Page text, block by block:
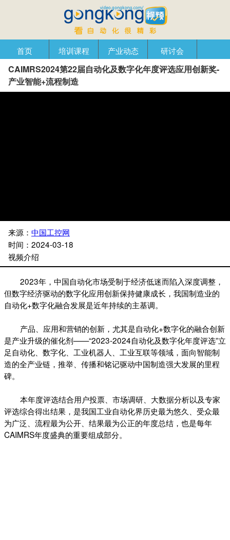
首页 培训课程 产业动态
研讨会
产品在线
自动化播客 创新管理 企业视窗
CAIMRS2024第22届自动化及数字化年度评选应用创新奖-
产业智能+流程制造
来源： 中国工控网
时间： 2024-03-18
视频介绍
2023年，中国自动化市场受制于经济低迷而陷入深度调整，
但数字经济驱动的数字化应用创新保持健康成长，我国制造业的
自动化+数字化融合发展是近年持续的主基调。
产品、应用和营销的创新，尤其是自动化+数字化的融合创新
是产业升级的催化剂——“2023-2024自动化及数字化年度评选”立
足自动化、数字化、工业机器人、工业互联等领域，面向智能制
造的全产业链，推举、传播和铭记驱动中国制造强大发展的里程
碑。
本年度评选结合用户投票、市场调研、大数据分析以及专家
评选综合得出结果，是我国工业自动化界历史最为悠久、受众最
为广泛、流程最为公开、结果最为公正的年度总结，也是每年
CAIMRS年度盛典的重要组成部分。